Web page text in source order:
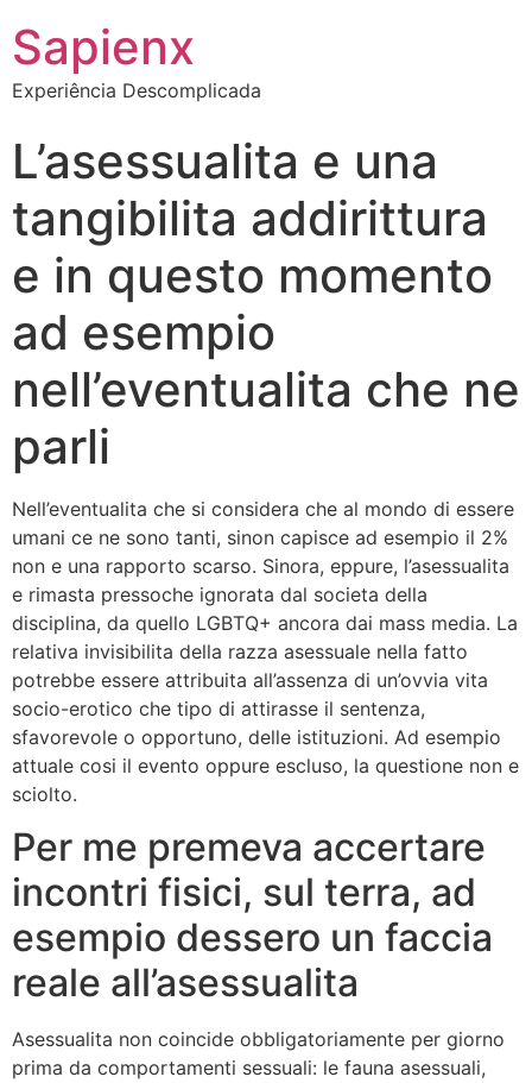
Sapienx
Experiência Descomplicada
L’asessualita e una
tangibilita addirittura
e in questo momento
ad esempio
nell’eventualita che ne
parli
Nell’eventualita che si considera che al mondo di essere
umani ce ne sono tanti, sinon capisce ad esempio il 2%
non e una rapporto scarso. Sinora, eppure, l’asessualita
e rimasta pressoche ignorata dal societa della
disciplina, da quello LGBTQ+ ancora dai mass media. La
relativa invisibilita della razza asessuale nella fatto
potrebbe essere attribuita all’assenza di un’ovvia vita
socio-erotico che tipo di attirasse il sentenza,
sfavorevole o opportuno, delle istituzioni. Ad esempio
attuale cosi il evento oppure escluso, la questione non e
sciolto.
Per me premeva accertare
incontri fisici, sul terra, ad
esempio dessero un faccia
reale all’asessualita
Asessualita non coincide obbligatoriamente per giorno
prima da comportamenti sessuali: le fauna asessuali,